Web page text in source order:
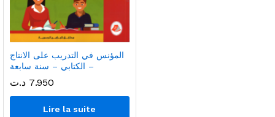
المؤنس في التدريب على الانتاج
الكتابي – سنة سابعة –
7.950 د.ت
Lire la suite